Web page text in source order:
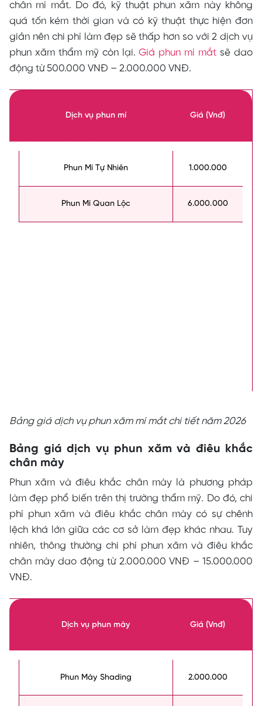
chân mí mắt. Do đó, kỹ thuật phun xăm này không
quá tốn kém thời gian và có kỹ thuật thực hiện đơn
giản nên chi phí làm đẹp sẽ thấp hơn so với 2 dịch vụ
phun xăm thẩm mỹ còn lại.Giá phun mí mắt sẽ dao
động từ 500.000 VNĐ – 2.000.000 VNĐ.
Dịch vụ phun mí Giá (Vnđ)
Phun Mí Tự Nhiên 1.000.000
Phun Mí Quan Lộc 6.000.000
Bảng giá dịch vụ phun xămmí mắt chi tiết năm 2026
Bảng giá dịch vụ phun xăm và điêu khắc
chân mày
Phun xăm và điêu khắc chân mày là phương pháp
làm đẹp phổ biến trên thị trường thẩm mỹ. Do đó, chi
phí phun xăm và điêu khắc chân mày có sự chênh
lệch khá lớn giữa các cơ sở làm đẹp khác nhau. Tuy
nhiên, thông thường chi phí phun xăm và điêu khắc
chân mày dao động từ 2.000.000 VNĐ – 15.000.000
VNĐ.
Dịch vụ phun mày Giá (Vnđ)
Phun Mày Shading 2.000.000